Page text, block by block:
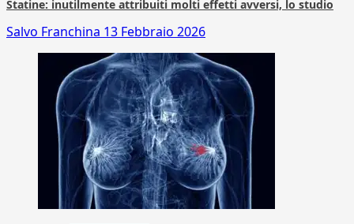
Statine: inutilmente attribuiti molti effetti avversi, lo studio
Salvo Franchina 13 Febbraio 2026